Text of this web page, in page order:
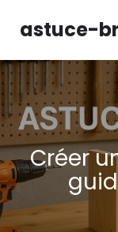
contenuastuce-
Créer